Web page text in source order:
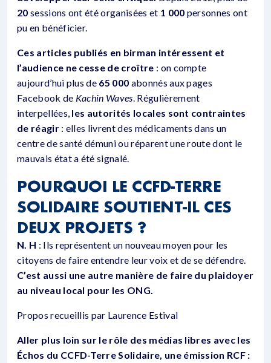
20 sessions ont été organisées et 1 000 personnes ont
pu en bénéficier.
Ces articles publiés en birman intéressent et
l’audience ne cesse de croître : on compte
aujourd’hui plus de 65 000 abonnés aux pages
Facebook de Kachin Waves. Régulièrement
interpellées, les autorités locales sont contraintes
de réagir: elles livrent des médicaments dans un
centre de santé démuni ou réparent une route dont le
mauvais état a été signalé.
POURQUOI LE CCFD-TERRE
SOLIDAIRE SOUTIENT-IL CES
DEUX PROJETS ?
N. H : Ils représentent un nouveau moyen pour les
citoyens de faire entendre leur voix et de se défendre.
C’est aussi une autre manière de faire du plaidoyer
au niveau local pour les ONG.
Propos recueillis par Laurence Estival
Aller plus loin sur le rôle des médias libres avec les
Échos du CCFD-Terre Solidaire, une émission RCF :